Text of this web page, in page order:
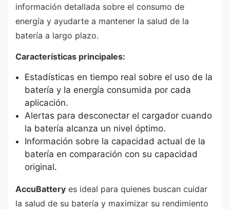
información detallada sobre el consumo de
energía y ayudarte a mantener la salud de la
batería a largo plazo.
Características principales:
Estadísticas en tiempo real sobre el uso de la
batería y la energía consumida por cada
aplicación.
Alertas para desconectar el cargador cuando
la batería alcanza un nivel óptimo.
Información sobre la capacidad actual de la
batería en comparación con su capacidad
original.
AccuBattery es ideal para quienes buscan cuidar
la salud de su batería y maximizar su rendimiento